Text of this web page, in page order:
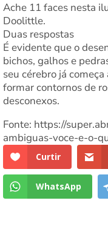
Ache 11 faces nesta
Doolittle.
Duas respostas
É evidente que o
bichos, galhos e
seu cérebro já
formar contornos de
desconexos.
Fonte: https://
ambiguas-voce-e-o-
Curtir
WhatsApp